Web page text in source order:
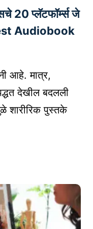
20 प्लॅटफॉर्म्स जे
Audiobook
आहे. मात्र,
देखील बदलली
शारीरिक पुस्तके